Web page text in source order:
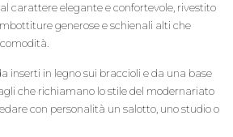
carattere elegante e confortevole, rivestito
generose e schienali alti che
inserti in legno sui braccioli e da una base
che richiamano lo stile del modernariato
con personalità un salotto, uno studio o